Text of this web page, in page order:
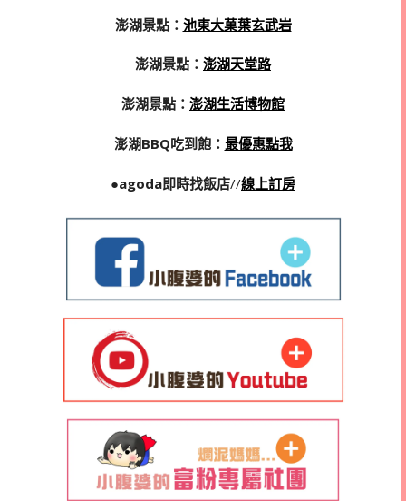
澎湖景點： 池東大菓葉玄武岩
澎湖景點： 澎湖天堂路
澎湖景點： 澎湖生活博物館
澎湖BBQ吃到飽： 最優惠點我
●agoda即時找飯店//線上訂房